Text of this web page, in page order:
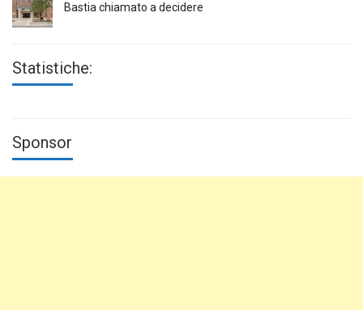
Bastia chiamato a decidere
Statistiche:
Sponsor